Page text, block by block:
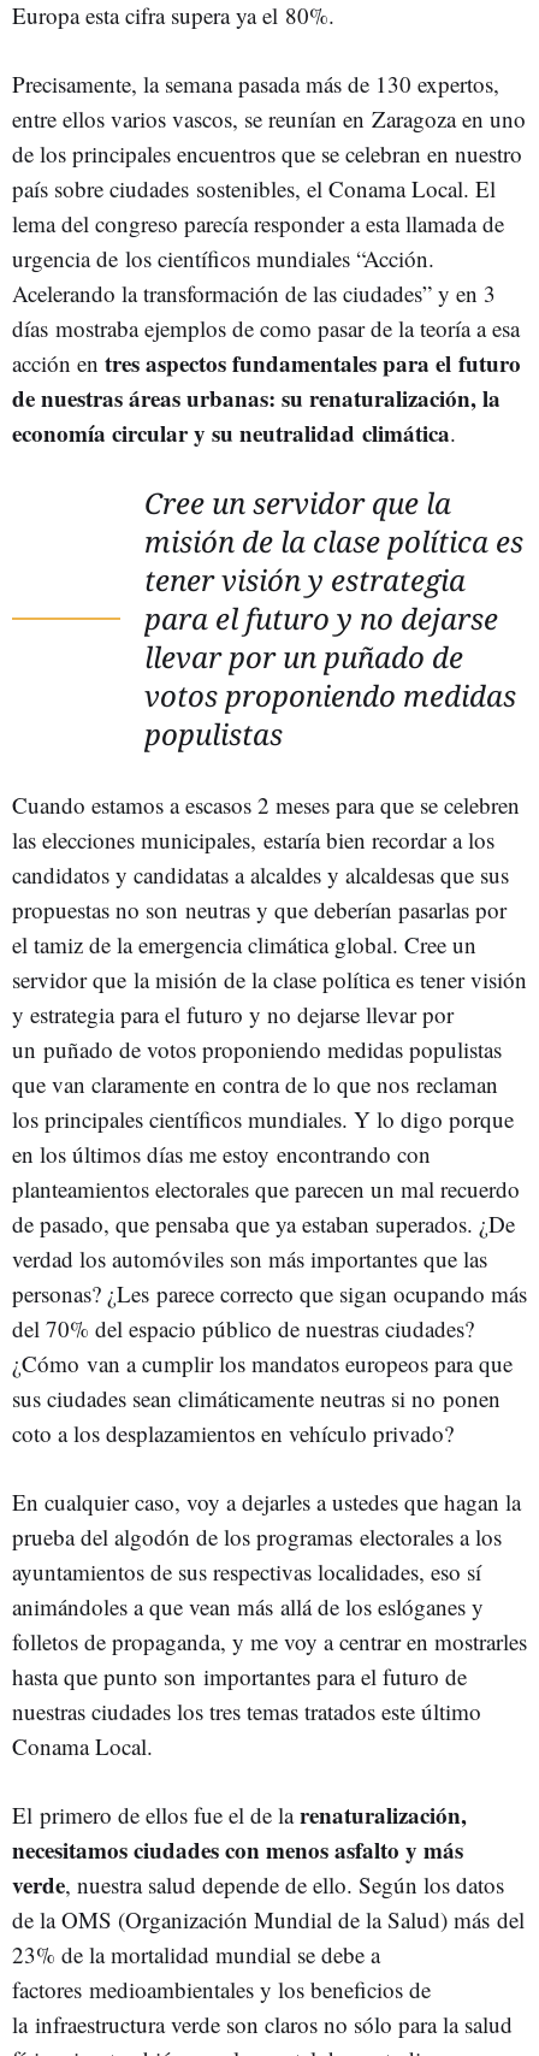
Europa esta cifra supera ya el 80%.
Precisamente, la semana pasada más de 130 expertos,
entre ellos varios vascos, se reunían en Zaragoza en uno
de los principales encuentros que se celebran en nuestro
país sobre ciudades sostenibles, el Conama Local. El
lema del congreso parecía responder a esta llamada de
urgencia de los científicos mundiales “Acción.
Acelerando la transformación de las ciudades” y en 3
días mostraba ejemplos de como pasar de la teoría a esa
acción en tres aspectos fundamentales para el futuro
de nuestras áreas urbanas: su renaturalización, la
economía circular y su neutralidad climática.
Cree un servidor que la
misión de la clase política es
tener visión y estrategia
para el futuro y no dejarse
llevar por un puñado de
votos proponiendo medidas
populistas
Cuando estamos a escasos 2 meses para que se celebren
las elecciones municipales, estaría bien recordar a los
candidatos y candidatas a alcaldes y alcaldesas que sus
propuestas no son neutras y que deberían pasarlas por
el tamiz de la emergencia climática global. Cree un
servidor que la misión de la clase política es tener visión
y estrategia para el futuro y no dejarse llevar por
un puñado de votos proponiendo medidas populistas
que van claramente en contra de lo que nos reclaman
los principales científicos mundiales. Y lo digo porque
en los últimos días me estoy encontrando con
planteamientos electorales que parecen un mal recuerdo
de pasado, que pensaba que ya estaban superados. ¿De
verdad los automóviles son más importantes que las
personas? ¿Les parece correcto que sigan ocupando más
del 70% del espacio público de nuestras ciudades?
¿Cómo van a cumplir los mandatos europeos para que
sus ciudades sean climáticamente neutras si no ponen
coto a los desplazamientos en vehículo privado?
En cualquier caso, voy a dejarles a ustedes que hagan la
prueba del algodón de los programas electorales a los
ayuntamientos de sus respectivas localidades, eso sí
animándoles a que vean más allá de los eslóganes y
folletos de propaganda, y me voy a centrar en mostrarles
hasta que punto son importantes para el futuro de
nuestras ciudades los tres temas tratados este último
Conama Local.
El primero de ellos fue el de larenaturalización,
necesitamos ciudades con menos asfalto y más
verde, nuestra salud depende de ello. Según los datos
de la OMS (Organización Mundial de la Salud) más del
23% de la mortalidad mundial se debe a
factores medioambientales y los beneficios de
la infraestructura verde son claros no sólo para la salud